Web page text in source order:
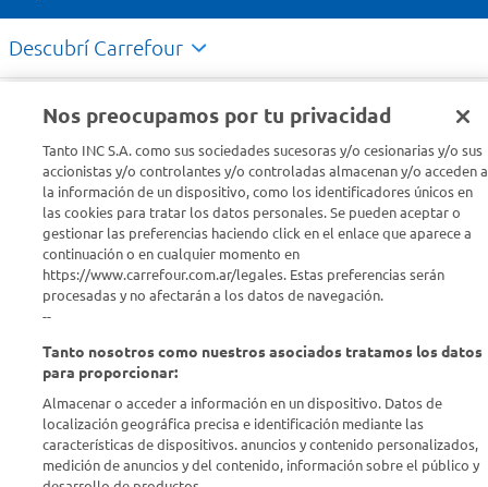
Descubrí Carrefour
Conocenos
Info útil
Comprá Online
Enterate de nuestras ofertas
Dejanos tu mail para recibir todas las ofertas y promociones antes
ENVIAR
Nos preocupamos por tu privacidad
Tanto INC S.A. como sus sociedades sucesoras y/o cesionarias y/o sus
accionistas y/o controlantes y/o controladas almacenan y/o acceden a
la información de un dispositivo, como los identificadores únicos en
las cookies para tratar los datos personales. Se pueden aceptar o
gestionar las preferencias haciendo click en el enlace que aparece a
continuación o en cualquier momento en
https://www.carrefour.com.ar/legales. Estas preferencias serán
procesadas y no afectarán a los datos de navegación.
--
Tanto nosotros como nuestros asociados tratamos los datos
para proporcionar:
Almacenar o acceder a información en un dispositivo. Datos de
localización geográfica precisa e identificación mediante las
características de dispositivos. anuncios y contenido personalizados,
medición de anuncios y del contenido, información sobre el público y